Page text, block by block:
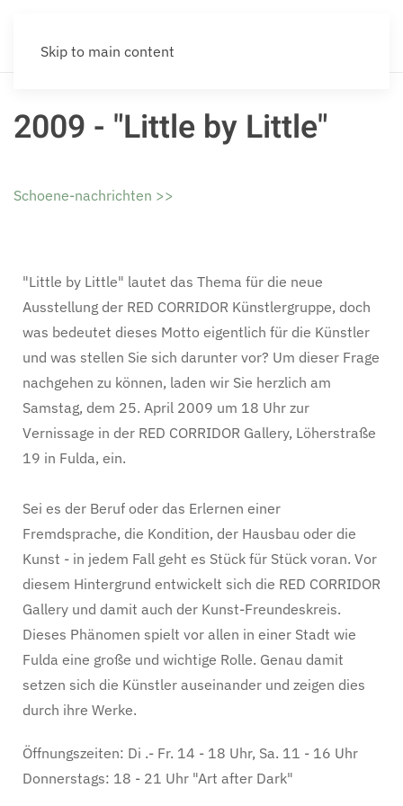
Skip to main content
2009 - "Little by Little"
Schoene-nachrichten >>
"Little by Little" lautet das Thema für die neue
Ausstellung der RED CORRIDOR Künstlergruppe, doch
was bedeutet dieses Motto eigentlich für die Künstler
und was stellen Sie sich darunter vor? Um dieser Frage
nachgehen zu können, laden wir Sie herzlich am
Samstag, dem 25. April 2009 um 18 Uhr zur
Vernissage in der RED CORRIDOR Gallery, Löherstraße
19 in Fulda, ein.
Sei es der Beruf oder das Erlernen einer
Fremdsprache, die Kondition, der Hausbau oder die
Kunst - in jedem Fall geht es Stück für Stück voran. Vor
diesem Hintergrund entwickelt sich die RED CORRIDOR
Gallery und damit auch der Kunst-Freundeskreis.
Dieses Phänomen spielt vor allen in einer Stadt wie
Fulda eine große und wichtige Rolle. Genau damit
setzen sich die Künstler auseinander und zeigen dies
durch ihre Werke.
Öffnungszeiten: Di .- Fr. 14 - 18 Uhr, Sa. 11 - 16 Uhr
Donnerstags: 18 - 21 Uhr "Art after Dark"